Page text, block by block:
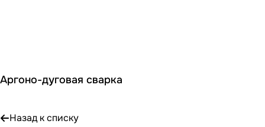
Аргоно-дуговая сварка
Назад к списку